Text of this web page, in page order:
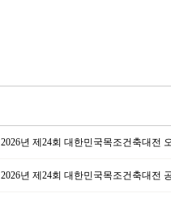
2026년 제24회 대한민국목조건축대전
2026년 제24회 대한민국목조건축대전